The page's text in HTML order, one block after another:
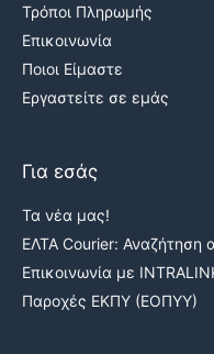
Τρόποι Πληρωμής
Επικοινωνία
Ποιοι Είμαστε
Εργαστείτε σε εμάς
Για εσάς
Τα νέα μας!
ΕΛΤΑ Courier: Αναζήτηση
Επικοινωνία με
Παροχές ΕΚΠΥ (ΕΟΠΥΥ)